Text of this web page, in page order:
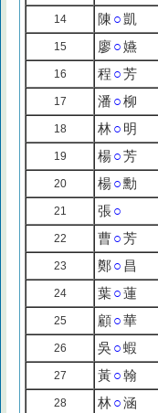
14 陳 ○凱
15 廖○嬿
16 程 ○芳
17 潘 ○柳
18 林○ 明
19 楊○芳
20 楊○勳
21 張○
22 曹○芳
23 鄭○ 昌
24 葉○蓮
25 顧○華
26 吳 ○蝦
27 黃○翰
28 林○涵